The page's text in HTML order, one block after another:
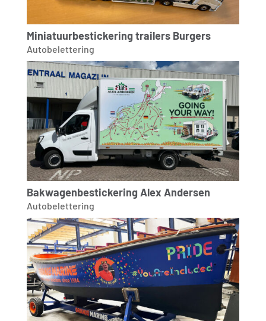
Miniatuurbestickering trailers Burgers
Autobelettering
Bakwagenbestickering Alex Andersen
Autobelettering